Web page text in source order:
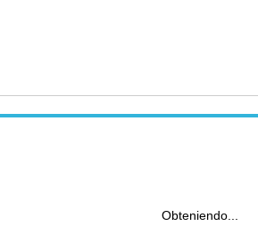
Obteniendo...